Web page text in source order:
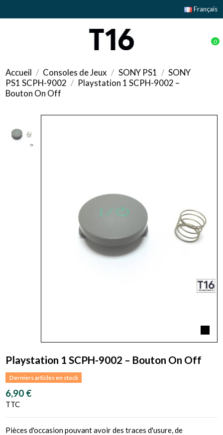
Français
0
Accueil Consoles de Jeux SONY PS1
SONY
PS1 SCPH-9002
Playstation 1 SCPH-9002 –
Bouton On Off
Playstation 1 SCPH-9002 – Bouton On Off
Derniers articles en stock
6,90 €
TTC
Pièces d'occasion pouvant avoir des traces d'usure, de